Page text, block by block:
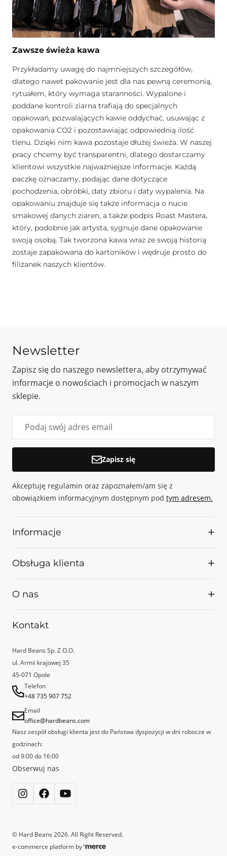
Zawsze świeża kawa
Przykładamy uwagę do najmniejszych szczegółów,
dlatego nawet pakowanie jest dla nas pewną ceremonią,
rytuałem, który wymaga staranności. Wypalone i
poddane kontroli ziarna trafiają do specjalnych
opakowań, pozwalających kawie oddychać, usuwając z
opakowania CO2 i pozostawiając odpowiednią ilość
tlenu. Dzięki nim kawa pozostaje dłużej świeża. W naszej
pracy chcemy być transparentni, dlatego dostarczamy
klientowi wszystkie najważniejsze informacje. Każdą
paczkę oznaczamy, podając dane dotyczące
pochodzenia, obróbki, daty zbioru i daty wypalenia. Na
opakowaniu znajduje się także informacja o nucie
smakowej danych ziaren, a także podpis Roast Mastera,
który, podobnie jak artysta, sygnuje dane opakowanie
swoją osobą. Tak tworzona kawa wraz ze swoją historią
zostaje zapakowana do kartoników i wędruje prosto do
filiżanek naszych klientów.
Newsletter
Zapisz się do naszego newslettera, aby otrzymywać
informacje o nowościach i promocjach w naszym
sklepie.
Zapisz się
Akceptuję regulamin oraz zapoznałem/am się z
obowiązkiem informacyjnym dostępnym pod tym adresem.
Informacje
Palarnia
Z kim współpracujemy
Obsługa klienta
Kontakt
Regulamin
Polityka prywatności
O nas
Nasze korzenie sięgają 2009 roku, wtedy bowiem rozpoczęła w Opolu
miejsca, które uznane zostało przez Specialty Coffee Association Poland
za najlepszą kawiarnię Speciality w Polsce.
Kontakt
Hard Beans Sp. Z O.O.
ul. Armii krajowej 35
45-071 Opole
Telefon
+48 735 907 752
Email
office@hardbeans.com
Nasz zespół obsługi klienta jest do Państwa dyspozycji w dni robocze w
godzinach:
od 9:00 do 16:00
Obserwuj nas
© Hard Beans 2026. All Right Reserved.
e-commerce platform by